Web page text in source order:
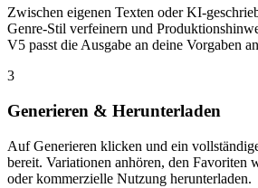
Zwischen eigenen Texten oder KI-
Genre-Stil verfeinern und
V5 passt die Ausgabe an deine Vorgaben
3
Generieren & Herunterladen
Auf Generieren klicken und ein
bereit. Variationen anhören, den Favoriten
oder kommerzielle Nutzung herunterladen.